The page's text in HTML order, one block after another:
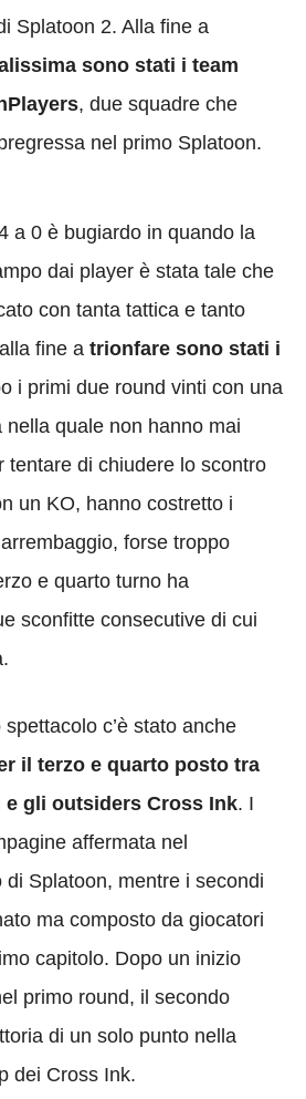
Splatoon 2. Alla fine a
sono stati i team
, due squadre che
nel primo Splatoon.
a 0 è bugiardo in quando la
dai player è stata tale che
con tanta tattica e tanto
fine a trionfare sono stati i
i primi due round vinti con una
quale non hanno mai
tentare di chiudere lo scontro
un KO, hanno costretto i
forse troppo
e quarto turno ha
sconfitte consecutive di cui
c’è stato anche
il terzo e quarto posto tra
e gli outsiders Cross Ink. I
affermata nel
Splatoon, mentre i secondi
ma composto da giocatori
capitolo. Dopo un inizio
primo round, il secondo
di un solo punto nella
dei Cross Ink.